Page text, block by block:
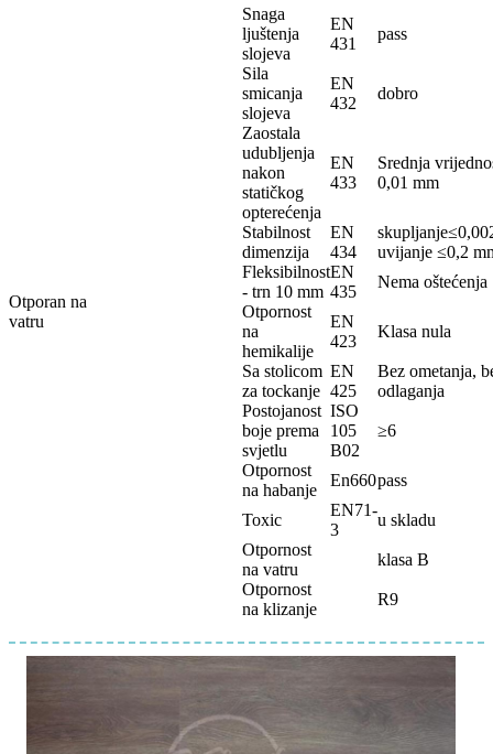
Otporan na
vatru
Snaga
ljuštenja
slojeva
EN
431
pass
Sila
smicanja
slojeva
EN
432
dobro
Zaostala
udubljenja
nakon
statičkog
opterećenja
EN
433
Srednja
0,01 mm
Stabilnost
dimenzija
EN
434
uvijanje ≤0,2
Fleksibilnost
- trn 10 mm
EN
435
Nema oštećenja
Otpornost
na
hemikalije
EN
423
Klasa nula
Sa stolicom
za tockanje
EN
425
Bez ometanja,
odlaganja
Postojanost
boje prema
svjetlu
ISO
105
B02
≥6
Otpornost
na habanje
En660pass
Toxic
EN71-
3
u skladu
Otpornost
na vatru
klasa B
Otpornost
na klizanje
R9